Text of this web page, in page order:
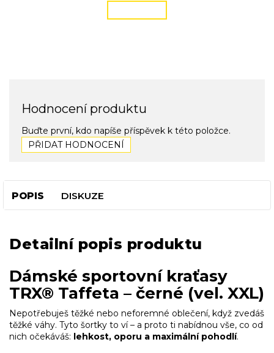
Hodnocení produktu
Buďte první, kdo napíše příspěvek k této položce.
PŘIDAT HODNOCENÍ
POPIS DISKUZE
Detailní popis produktu
Dámské sportovní kraťasy
TRX® Taffeta – černé (vel. XXL)
Nepotřebuješ těžké nebo neforemné oblečení, když zvedáš
těžké váhy. Tyto šortky to ví – a proto ti nabídnou vše, co od
nich očekáváš: lehkost, oporu a maximální pohodlí.